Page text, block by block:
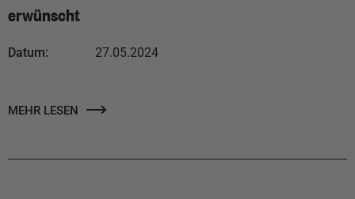
erwünscht
Datum: 27.05.2024
MEHR LESEN